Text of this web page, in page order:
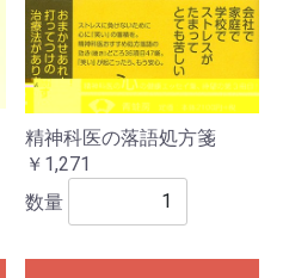
精神科医の落語処方箋
￥1,271
数量